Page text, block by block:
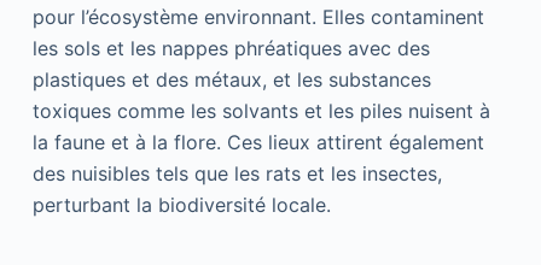
pour l’écosystème environnant. Elles contaminent
les sols et les nappes phréatiques avec des
plastiques et des métaux, et les substances
toxiques comme les solvants et les piles nuisent à
la faune et à la flore. Ces lieux attirent également
des nuisibles tels que les rats et les insectes,
perturbant la biodiversité locale.